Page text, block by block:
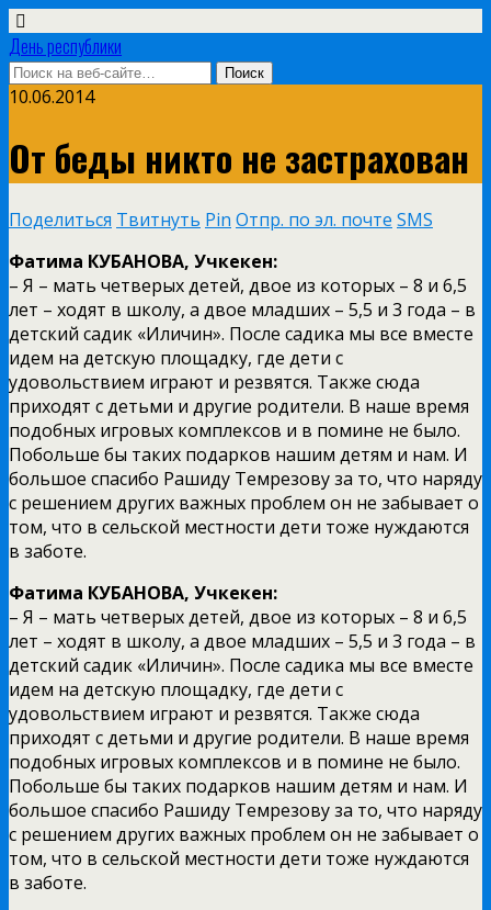
День республики
10.06.2014
От беды никто не застрахован
Поделиться Твитнуть Pin Отпр. по эл. почте SMS
Фатима КУБАНОВА, Учкекен:
– Я – мать четверых детей, двое из которых – 8 и 6,5
лет – ходят в школу, а двое младших – 5,5 и 3 года – в
детский садик «Иличин». После садика мы все вместе
идем на детскую площадку, где дети с
удовольствием играют и резвятся. Также сюда
приходят с детьми и другие родители. В наше время
подобных игровых комплексов и в помине не было.
Побольше бы таких подарков нашим детям и нам. И
большое спасибо Рашиду Темрезову за то, что наряду
с решением других важных проблем он не забывает о
том, что в сельской местности дети тоже нуждаются
в заботе.
Фатима КУБАНОВА, Учкекен:
– Я – мать четверых детей, двое из которых – 8 и 6,5
лет – ходят в школу, а двое младших – 5,5 и 3 года – в
детский садик «Иличин». После садика мы все вместе
идем на детскую площадку, где дети с
удовольствием играют и резвятся. Также сюда
приходят с детьми и другие родители. В наше время
подобных игровых комплексов и в помине не было.
Побольше бы таких подарков нашим детям и нам. И
большое спасибо Рашиду Темрезову за то, что наряду
с решением других важных проблем он не забывает о
том, что в сельской местности дети тоже нуждаются
в заботе.